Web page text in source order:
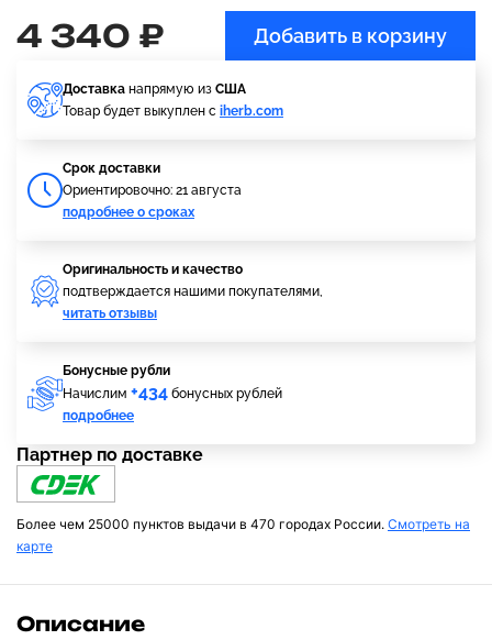
4 340 ₽ Добавить в корзину
Доставка напрямую из США
Товар будет выкуплен с iherb.com
Cрок доставки
Ориентировочно: 21 августа
подробнее о сроках
Оригинальность и качество
подтверждается нашими покупателями,
читать отзывы
Бонусные рубли
Начислим +434 бонусных рублей
подробнее
Партнер по доставке
Более чем 25000 пунктов выдачи в 470 городах России. Смотреть на
карте
Описание